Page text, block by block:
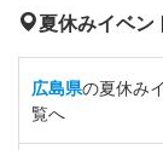
夏休みイベン
広島県の夏休み
覧へ